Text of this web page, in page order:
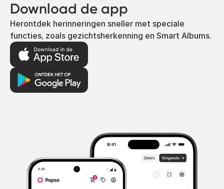
Download de app
Herontdek herinneringen sneller met speciale
functies, zoals gezichtsherkenning en Smart Albums.